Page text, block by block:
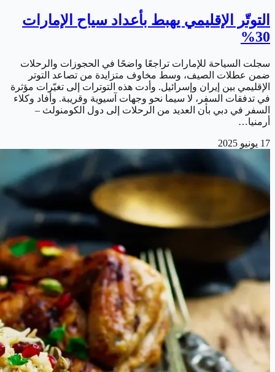
التوتّر الإقليمي يهبط بأعداد سياح الإمارات
30%
سجلت السياحة للإمارات تراجعًا واضحًا في الحجوزات والرحلات
ضمن عطلات الصيف، وسط مخاوف متزايدة من تصاعد التوتر
الإقليمي بين إيران وإسرائيل. وأدت هذه التوترات إلى تغيّرات مؤثرة
في تدفقات السفر، لا سيما نحو وجهات آسيوية وقريبة. وأفاد وكلاء
السفر في دبي بأن العديد من الرحلات إلى دول الكومنولث –
أرمنيا…
17 يونيو 2025